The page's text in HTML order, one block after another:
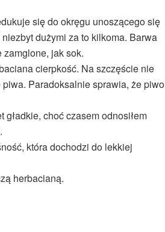
się do okręgu unoszącego się
dużymi za to kilkoma. Barwa
zamglone, jak sok.
cierpkość. Na szczęście nie
Paradoksalnie sprawia, że piwo
choć czasem odnosiłem
która dochodzi do lekkiej
herbacianą.